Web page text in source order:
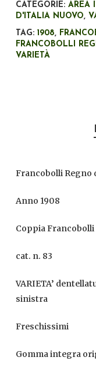
CATEGORIE: AREA
D'ITALIA NUOVO,
TAG: 1908,
FRANCOBOLLI
VARIETÀ
Francobolli Regno
Anno 1908
Coppia
cat. n. 83
VARIETA’
sinistra
Freschissimi
Gomma integra